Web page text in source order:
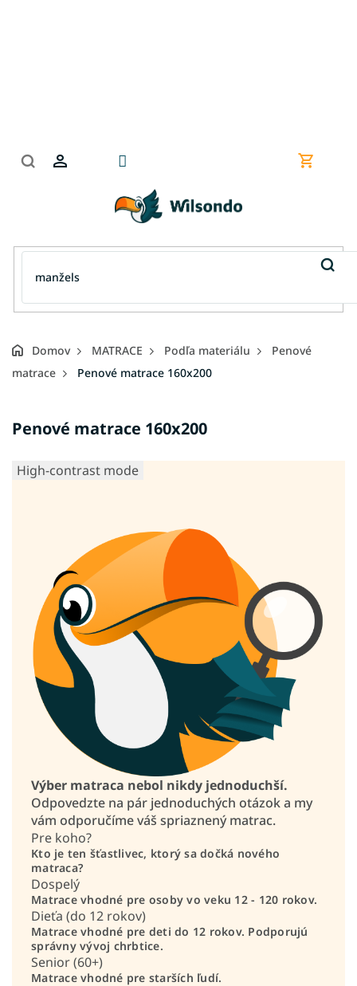
Domov MATRACE Podľa materiálu
Penové
matrace
Penové matrace 160x200
Penové matrace 160x200
High-contrast mode
Výber matraca nebol nikdy jednoduchší.
Odpovedzte na pár jednoduchých otázok a my
vám odporučíme váš spriaznený matrac.
Pre koho?
Kto je ten šťastlivec, ktorý sa dočká nového
matraca?
Dospelý
Matrace vhodné pre osoby vo veku 12 - 120 rokov.
Dieťa (do 12 rokov)
Matrace vhodné pre deti do 12 rokov. Podporujú
správny vývoj chrbtice.
Senior (60+)
Matrace vhodné pre starších ľudí.